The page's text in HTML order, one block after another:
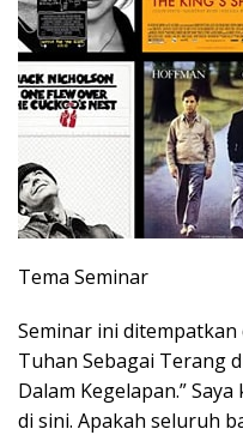
Tema Seminar
Seminar ini ditempatkan
Tuhan Sebagai Terang
Dalam Kegelapan.”
di sini. Apakah seluruh